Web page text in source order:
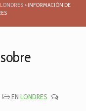
LONDRES> INFORMACIÓN DE
ENLONDRES